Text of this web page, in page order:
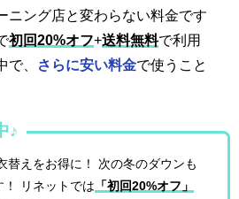
ニング店と変わらない料金です
初回20%オフ+送料無料で利用
、
さらに安い料金で使うこと
♪
替えをお得に！ 次の冬のダウンも
リネットでは 「初回20%オフ」